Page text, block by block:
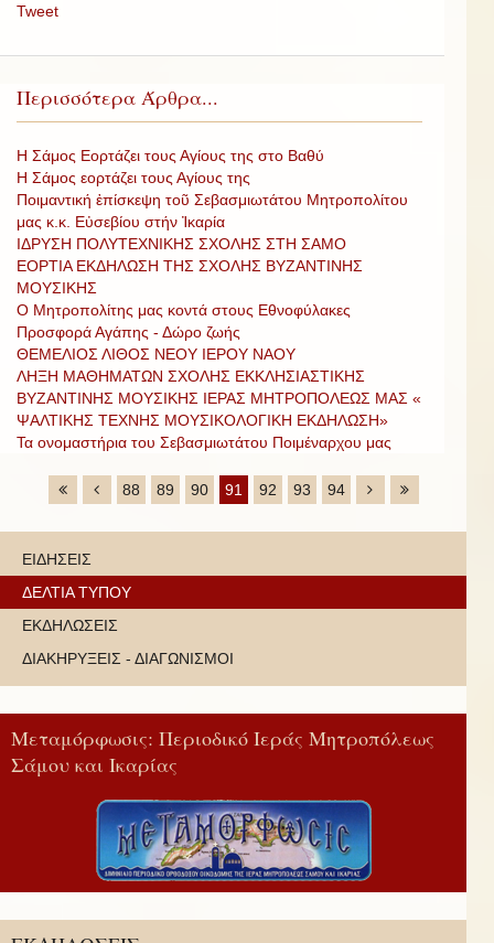
Tweet
Περισσότερα Άρθρα...
Η Σάμος Εορτάζει τους Αγίους της στο Βαθύ
Η Σάμος εορτάζει τους Αγίους της
Ποιμαντική ἐπίσκεψη τοῦ Σεβασμιωτάτου Μητροπολίτου
μας κ.κ. Εὐσεβίου στήν Ἰκαρία
ΙΔΡΥΣΗ ΠΟΛΥΤΕΧΝΙΚΗΣ ΣΧΟΛΗΣ ΣΤΗ ΣΑΜΟ
ΕΟΡΤΙΑ ΕΚΔΗΛΩΣΗ ΤΗΣ ΣΧΟΛΗΣ ΒΥΖΑΝΤΙΝΗΣ
ΜΟΥΣΙΚΗΣ
Ο Μητροπολίτης μας κοντά στους Εθνοφύλακες
Προσφορά Αγάπης - Δώρο ζωής
ΘΕΜΕΛΙΟΣ ΛΙΘΟΣ ΝΕΟΥ ΙΕΡΟΥ ΝΑΟΥ
ΛΗΞΗ ΜΑΘΗΜΑΤΩΝ ΣΧΟΛΗΣ ΕΚΚΛΗΣΙΑΣΤΙΚΗΣ
ΒΥΖΑΝΤΙΝΗΣ ΜΟΥΣΙΚΗΣ ΙΕΡΑΣ ΜΗΤΡΟΠΟΛΕΩΣ ΜΑΣ «
ΨΑΛΤΙΚΗΣ ΤΕΧΝΗΣ ΜΟΥΣΙΚΟΛΟΓΙΚΗ ΕΚΔΗΛΩΣΗ»
Τα ονομαστήρια του Σεβασμιωτάτου Ποιμέναρχου μας
88 89 90 91 92 93 94
ΕΙΔΗΣΕΙΣ
ΔΕΛΤΙΑ ΤΥΠΟΥ
ΕΚΔΗΛΩΣΕΙΣ
ΔΙΑΚΗΡΥΞΕΙΣ - ΔΙΑΓΩΝΙΣΜΟΙ
Μεταμόρφωσις: Περιοδικό Ιεράς Μητροπόλεως
Σάμου και Ικαρίας